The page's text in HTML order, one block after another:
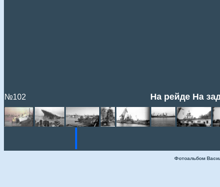
№102 На рейде На
Фотоальбом